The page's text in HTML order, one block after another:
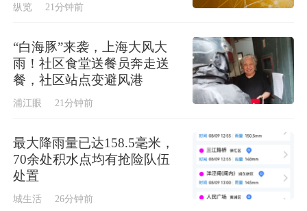
纵览 21分钟前
“白海豚”来袭，上海大风大
雨！社区食堂送餐员奔走送
餐，社区站点变避风港
浦江眼 21分钟前
最大降雨量已达158.5毫米，
70余处积水点均有抢险队伍
处置
城生活 26分钟前